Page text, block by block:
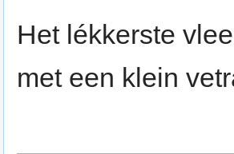
Het lékkerste
met een klein